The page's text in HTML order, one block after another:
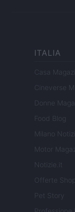
ITALIA
Casa
Cineverse
Donne
Food Blog
Milano
Motor
Notizie.it
Offerte
Pet Story